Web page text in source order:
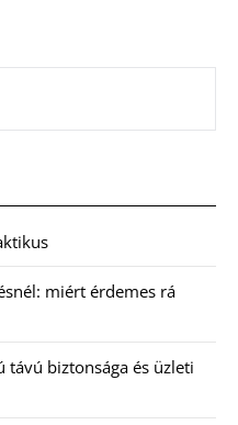
miért érdemes rá
távú biztonsága és üzleti